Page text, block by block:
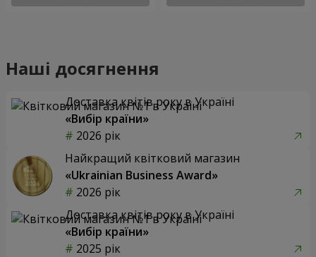
Наші досягнення
Доставка квітів року в Україні
«Вибір країни»
2026 рік
Найкращий квітковий магазин
«Ukrainian Business Award»
2026 рік
Доставка квітів року в Україні
«Вибір країни»
2025 рік